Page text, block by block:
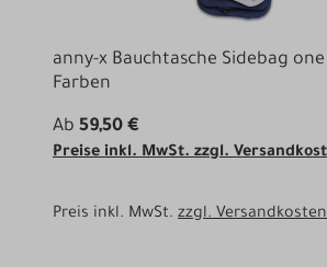
anny-x Bauchtasche Sidebag one
Farben
Ab 59,50 €
Preise inkl. MwSt. zzgl.
Preis inkl. MwSt. zzgl. Versandkosten